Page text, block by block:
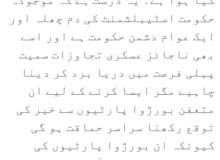
حکومت اسٹیبلشمنٹ کی دم چھلہ اور
ایک عوام دشمن حکومت ہے اور اسے
بھی ناجائز عسکری تجاوزات سمیت
پہلی فرصت میں دریا برد کر دینا
چاہیے مگر ایسا کرنے کے لیے ان
متعفن بورژوا پارٹیوں سے خیر کی
توقع رکھنا سراسر حماقت ہو گی
کیونکہ ان بورژوا پارٹیوں کی